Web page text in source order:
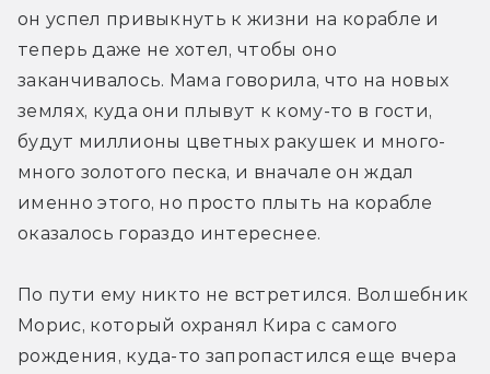
он успел привыкнуть к жизни на корабле и
теперь даже не хотел, чтобы оно
заканчивалось. Мама говорила, что на новых
землях, куда они плывут к кому-то в гости,
будут миллионы цветных ракушек и много-
много золотого песка, и вначале он ждал
именно этого, но просто плыть на корабле
оказалось гораздо интереснее.
По пути ему никто не встретился. Волшебник
Морис, который охранял Кира с самого
рождения, куда-то запропастился еще вчера